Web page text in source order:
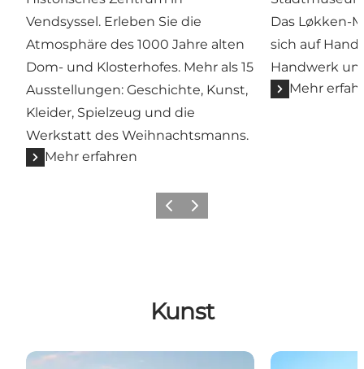
Vendsyssel. Erleben Sie die
Atmosphäre des 1000 Jahre alten
Dom- und Klosterhofes. Mehr als 15
Ausstellungen: Geschichte, Kunst,
Kleider, Spielzeug und die
Werkstatt des Weihnachtsmanns.
Mehr erfahren
Das Løkken-
sich auf
Handwerk
Mehr
ZurückWeiter
Kunst
Børglum Kloster - Kunst im Kloster PondCottage